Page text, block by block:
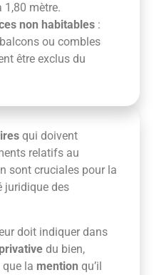
1,80 mètre.
non habitables :
ou combles
être exclus du
qui doivent
relatifs au
sont cruciales pour la
juridique des
doit indiquer dans
du bien,
que la mention qu’il